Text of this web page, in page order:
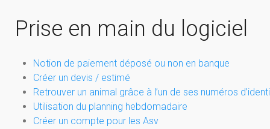
Prise en main du logiciel
Notion de paiement déposé ou non en banque
Créer un devis / estimé
Retrouver un animal grâce à l’un de ses numéros
Utilisation du planning hebdomadaire
Créer un compte pour les Asv